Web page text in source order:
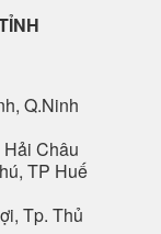
Q.Ninh
Châu
TP Huế
Tp. Thủ